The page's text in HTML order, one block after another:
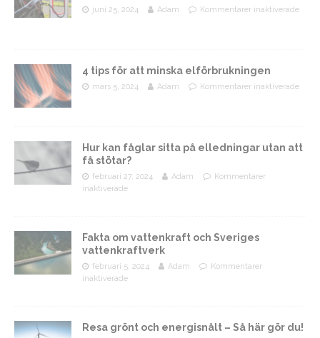
juni 25, 2024 Adam Kommentarer inaktiverade
4 tips för att minska elförbrukningen
mars 5, 2024 Adam Kommentarer inaktiverade
Hur kan fåglar sitta på elledningar utan att
få stötar?
februari 27, 2024 Adam
Kommentarer
inaktiverade
Fakta om vattenkraft och Sveriges
vattenkraftverk
februari 5, 2024 Adam
Kommentarer
inaktiverade
Resa grönt och energisnålt – Så här gör du!